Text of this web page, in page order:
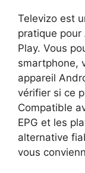
Televizo est
pratique
Play. Vous
smartphone,
appareil
vérifier si ce
Compatible
EPG et les
alternative
vous